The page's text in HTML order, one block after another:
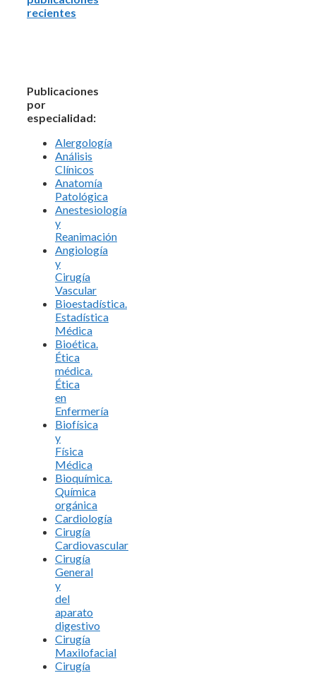
recientes
Publicaciones
por
especialidad:
Alergología
Análisis
Clínicos
Anatomía
Patológica
Anestesiología
y
Reanimación
Angiología
y
Cirugía
Vascular
Bioestadística.
Estadística
Médica
Bioética.
Ética
médica.
Ética
en
Enfermería
Biofísica
y
Física
Médica
Bioquímica.
Química
orgánica
Cardiología
Cirugía
Cardiovascular
Cirugía
General
y
del
aparato
digestivo
Cirugía
Maxilofacial
Cirugía